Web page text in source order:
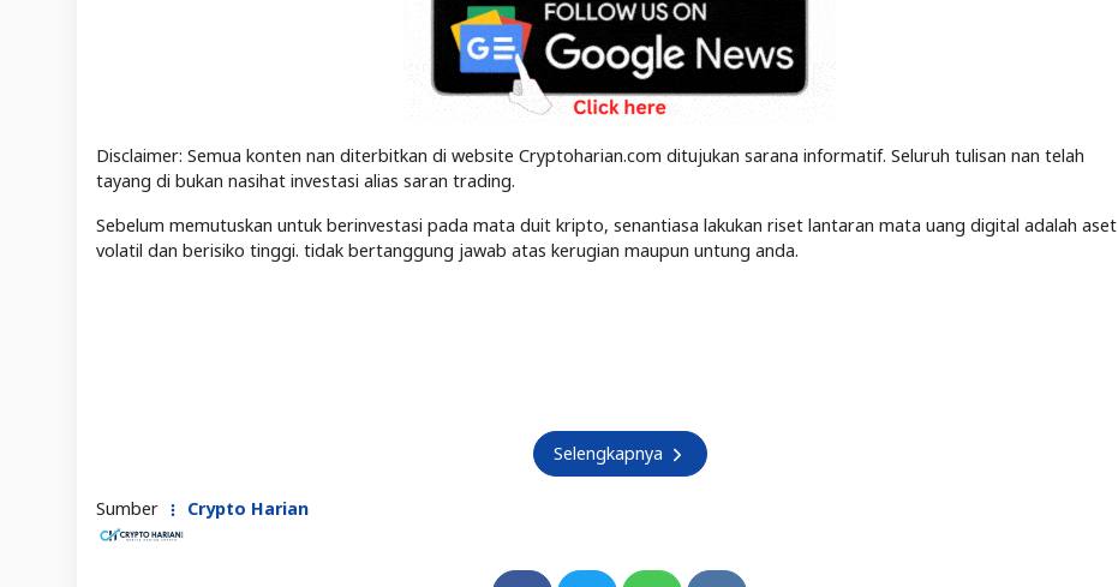
Disclaimer: Semua konten nan diterbitkan di website Cryptoharian.com ditujukan sarana informatif. Seluruh tulisan nan telah
tayang di bukan nasihat investasi alias saran trading.
Sebelum memutuskan untuk berinvestasi pada mata duit kripto, senantiasa lakukan riset lantaran mata uang digital adalah aset
volatil dan berisiko tinggi. tidak bertanggung jawab atas kerugian maupun untung anda.
Selengkapnya
Sumber Crypto Harian